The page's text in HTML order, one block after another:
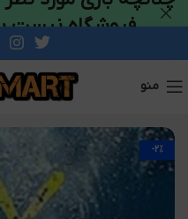
منو
-2%
فروشگاه نیست